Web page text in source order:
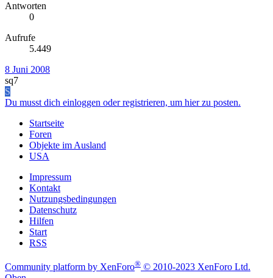
Antworten
0
Aufrufe
5.449
8 Juni 2008
sq7
S
Du musst dich einloggen oder registrieren, um hier zu posten.
Startseite
Foren
Objekte im Ausland
USA
Impressum
Kontakt
Nutzungsbedingungen
Datenschutz
Hilfen
Start
RSS
Community platform by XenForo® © 2010-2023 XenForo Ltd.